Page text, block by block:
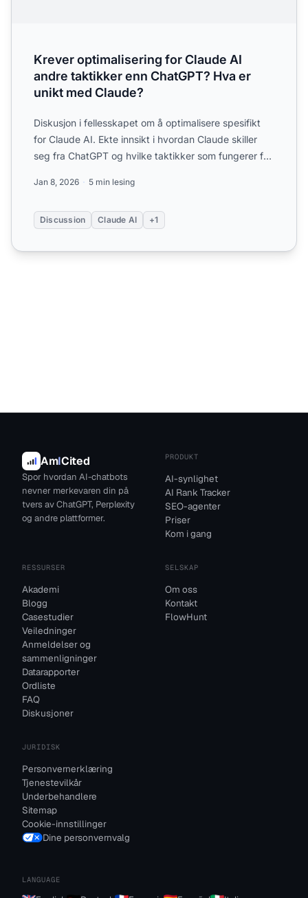
Krever optimalisering for Claude AI
andre taktikker enn ChatGPT? Hva er
unikt med Claude?
Diskusjon i fellesskapet om å optimalisere spesifikt
for Claude AI. Ekte innsikt i hvordan Claude skiller
seg fra ChatGPT og hvilke taktikker som fungerer for
Jan 8, 2026 5 min lesing
Discussion Claude AI +1
AmICited
Spor hvordan AI-chatbots
nevner merkevaren din på
tvers av ChatGPT, Perplexity
og andre plattformer.
PRODUKT
AI-synlighet
AI Rank Tracker
SEO-agenter
Priser
Kom i gang
RESSURSER
Akademi
Blogg
Casestudier
Veiledninger
Anmeldelser og
sammenligninger
Datarapporter
Ordliste
FAQ
Diskusjoner
SELSKAP
Om oss
Kontakt
FlowHunt
JURIDISK
Personvernerklæring
Tjenestevilkår
Underbehandlere
Sitemap
Cookie-innstillinger
Dine personvernvalg
LANGUAGE